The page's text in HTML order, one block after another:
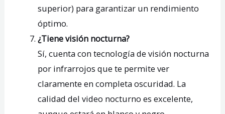
superior) para garantizar un rendimiento
óptimo.
¿Tiene visión nocturna?
Sí, cuenta con tecnología de visión nocturna
por infrarrojos que te permite ver
claramente en completa oscuridad. La
calidad del video nocturno es excelente,